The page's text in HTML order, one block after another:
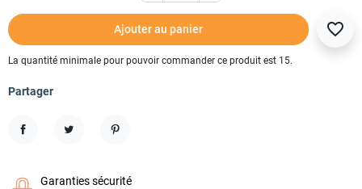
Ajouter au panier favorite_border
La quantité minimale pour pouvoir commander ce produit est 15.
Partager
Garanties sécurité